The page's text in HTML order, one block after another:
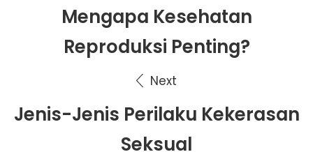
Mengapa Kesehatan
Reproduksi Penting?
Next
Jenis-Jenis Perilaku Kekerasan
Seksual